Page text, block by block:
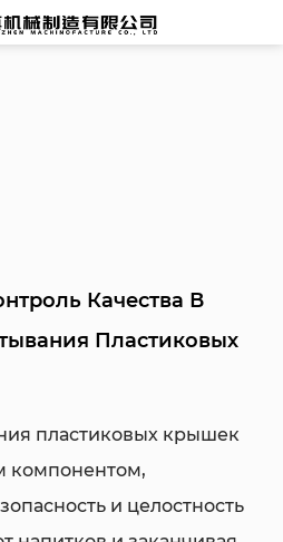
Качества В
Пластиковых
пластиковых крышек
компонентом,
и целостность